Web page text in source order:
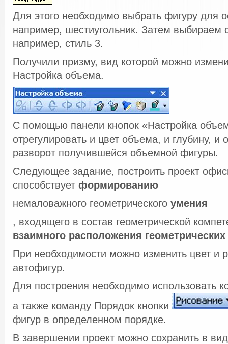
Для этого необходимо выбрать фигуру для
например, шестиугольник. Затем выбираем
например, стиль 3.
Получили призму, вид которой можно
Настройка объема.
С помощью панели кнопок «Настройка
отрегулировать и цвет объема, и глубину, и
разворот получившейся объемной фигуры.
Следующее задание, построить проект
способствует формированию
немаловажного геометрического умения
, входящего в состав геометрической
взаимного расположения
При необходимости можно изменить цвет и
автофигур.
Для построения необходимо использовать
а также команду Порядок кнопки
фигур в определенном порядке.
В завершении проект можно сохранить в